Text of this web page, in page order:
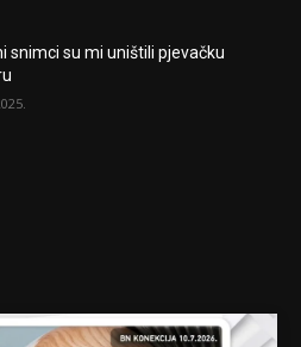
snimci su mi uništili pjevačku